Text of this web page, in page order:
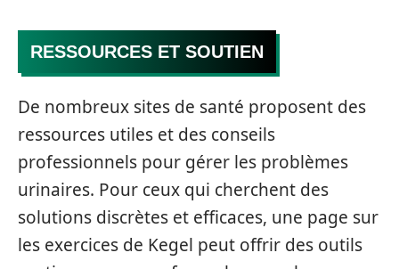
RESSOURCES ET SOUTIEN
De nombreux sites de santé proposent des
ressources utiles et des conseils
professionnels pour gérer les problèmes
urinaires. Pour ceux qui cherchent des
solutions discrètes et efficaces, une page sur
les exercices de Kegel peut offrir des outils